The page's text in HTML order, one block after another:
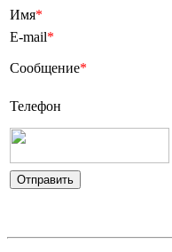
Имя*
E-mail*
Сообщение*
Телефон
Отправить